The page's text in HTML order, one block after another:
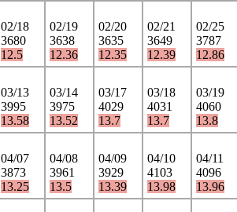
02/18
3680
12.5
02/19
3638
12.36
02/20
3635
12.35
02/21
3649
12.39
02/25
3787
12.86
03/13
3995
13.58
03/14
3975
13.52
03/17
4029
13.7
03/18
4031
13.7
03/19
4060
13.8
04/07
3873
13.25
04/08
3961
13.5
04/09
3929
13.39
04/10
4103
13.98
04/11
4096
13.96